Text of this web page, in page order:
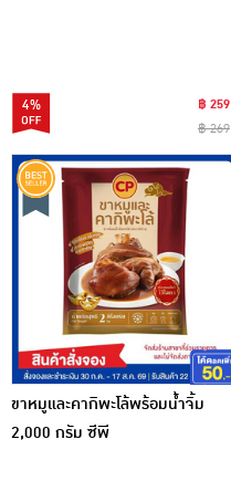
4%
฿ 259
฿ 269
ขาหมูและคากิพะโล้พร้อมน้ำจิ้ม
2,000 กรัม ซีพี